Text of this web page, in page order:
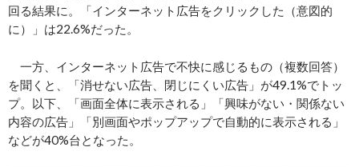
回る結果に。「インターネット広告をクリックした（意図的
に）」は22.6%だった。
一方、インターネット広告で不快に感じるもの（複数回答）
を聞くと、「消せない広告、閉じにくい広告」が49.1%でトッ
プ。以下、「画面全体に表示される」「興味がない・関係ない
内容の広告」「別画面やポップアップで自動的に表示される」
などが40%台となった。